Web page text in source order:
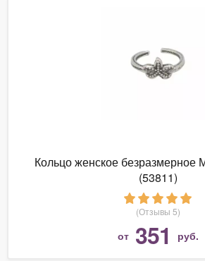
Кольцо женское безразмерное
(53811)
(Отзывы 5)
от 351 руб.